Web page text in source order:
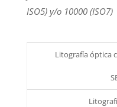
ISO5) y/o 10000 (ISO7)
Litografía óptica